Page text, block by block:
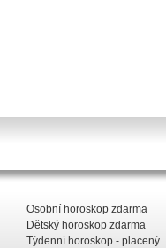
Osobní horoskop zdarma
Dětský horoskop zdarma
Týdenní horoskop - placený